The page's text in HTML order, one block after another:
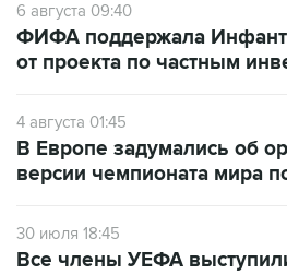
6 августа 09:40
ФИФА поддержала
от проекта по частным
4 августа 01:45
В Европе задумались об
версии чемпионата мира
30 июля 18:45
Все члены УЕФА